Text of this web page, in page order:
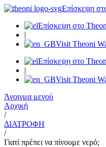
Μετάβαση
περιεχόμενο
Επίσκεψη
Επίσκεψη στο
|
Visit Theoni
Επίσκεψη στο
|
Visit Theoni
Άνοιγμα μενού
Αρχική
/
ΔΙΑΤΡΟΦΗ
/
Γιατί πρέπει να πίνουμε νερό;